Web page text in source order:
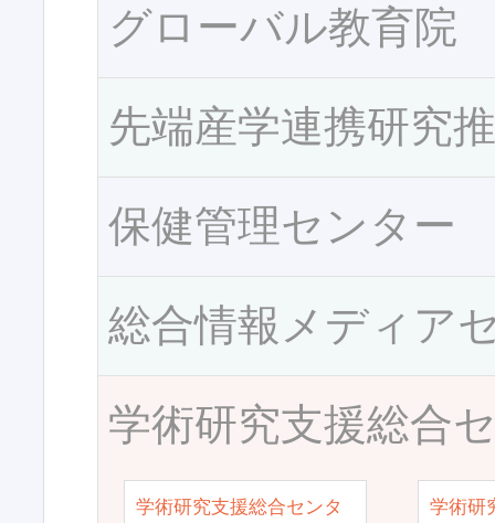
グローバル教育院
先端産学連携研究
保健管理センター
総合情報メディア
学術研究支援総合
学術研究支援総合センタ
学術研